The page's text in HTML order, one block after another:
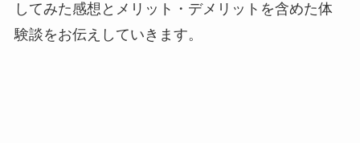
してみた感想とメリット・デメリットを含めた体
験談をお伝えしていきます。